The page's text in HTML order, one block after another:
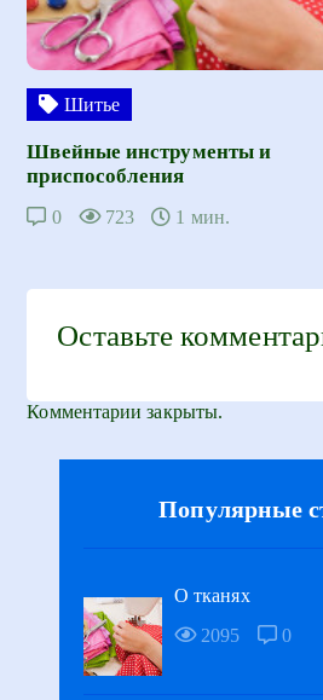
Шитье
Швейные инструменты и
приспособления
0 723 1 мин.
Оставьте
Комментарии закрыты.
Популярные
О тканях
2095
0